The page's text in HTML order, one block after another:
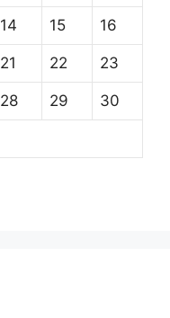
14 15 16
21 22 23
28 29 30